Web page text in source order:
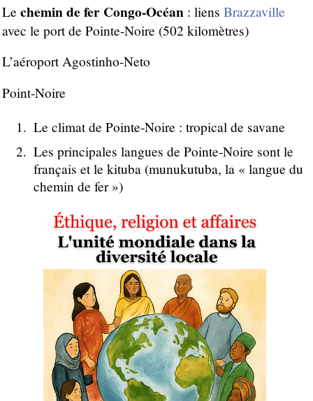
Le chemin de fer Congo-Océan : liens Brazzaville
avec le port de Pointe-Noire (502 kilomètres)
L’aéroport Agostinho-Neto
Point-Noire
Le climat de Pointe-Noire : tropical de savane
Les principales langues de Pointe-Noire sont le
français et le kituba (munukutuba, la « langue du
chemin de fer »)